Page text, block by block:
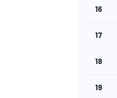
16
17
18
19